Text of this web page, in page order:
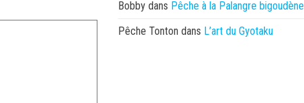
Bobby dans Pêche à la Palangre bigoudène
Pêche Tonton dans L’art du Gyotaku